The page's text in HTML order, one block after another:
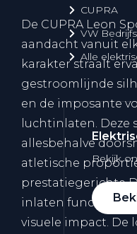
CUPRA
VW
Alle
Bekijk
De CUPRA Leon
aandacht vanuit
karakter straalt
gestroomlijnde
en de imposante
luchtinlaten. Deze
allesbehalve
atletische
prestatiegerichte
inlaten
visuele impact. De